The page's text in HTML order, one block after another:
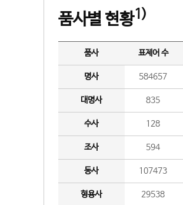
품사별 현황1)
품사 표제어 수
명사 584657
대명사 835
수사 128
조사 594
동사 107473
형용사 29538